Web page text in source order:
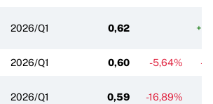
2026/Q1 0,62
2026/Q1 0,60 -5,64% -
2026/Q1 0,59 -16,89%